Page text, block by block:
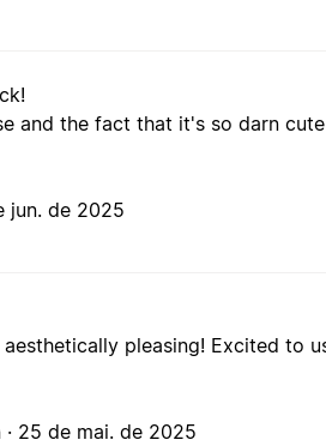
and the fact that it's so darn
jun. de 2025
pleasing! Excited to
25 de mai. de 2025